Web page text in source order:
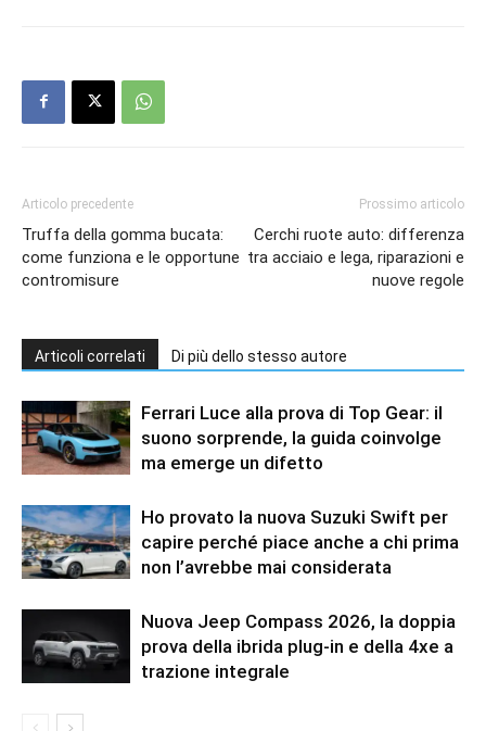
Articolo precedente
Truffa della gomma bucata:
come funziona e le opportune
contromisure
Prossimo articolo
Cerchi ruote auto: differenza
tra acciaio e lega, riparazioni e
nuove regole
Articoli correlati Di più dello stesso autore
Ferrari Luce alla prova di Top Gear: il
suono sorprende, la guida coinvolge
ma emerge un difetto
Ho provato la nuova Suzuki Swift per
capire perché piace anche a chi prima
non l’avrebbe mai considerata
Nuova Jeep Compass 2026, la doppia
prova della ibrida plug-in e della 4xe a
trazione integrale